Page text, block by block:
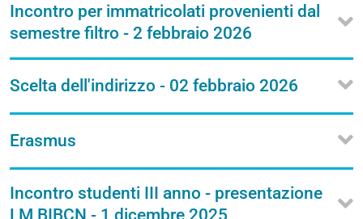
Incontro per immatricolati provenienti dal
semestre filtro - 2 febbraio 2026
Scelta dell'indirizzo - 02 febbraio 2026
Erasmus
Incontro studenti III anno - presentazione
LM BIBCN - 1 dicembre 2025